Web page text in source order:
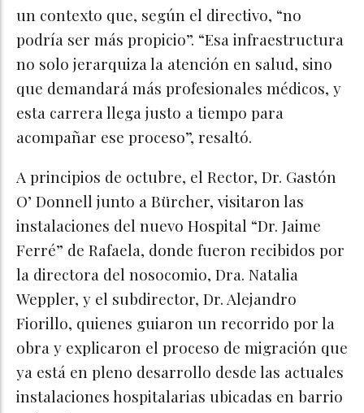
un contexto que, según el directivo, “no
podría ser más propicio”. “Esa infraestructura
no solo jerarquiza la atención en salud, sino
que demandará más profesionales médicos, y
esta carrera llega justo a tiempo para
acompañar ese proceso”, resaltó.
A principios de octubre, el Rector, Dr. Gastón
O’ Donnell junto a Bürcher, visitaron las
instalaciones del nuevo Hospital “Dr. Jaime
Ferré” de Rafaela, donde fueron recibidos por
la directora del nosocomio, Dra. Natalia
Weppler, y el subdirector, Dr. Alejandro
Fiorillo, quienes guiaron un recorrido por la
obra y explicaron el proceso de migración que
ya está en pleno desarrollo desde las actuales
instalaciones hospitalarias ubicadas en barrio